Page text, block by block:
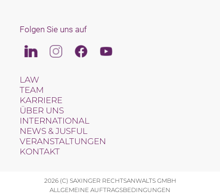
Folgen Sie uns auf
LinkedinInstagramFacebookYoutube
LAW
TEAM
KARRIERE
ÜBER UNS
INTERNATIONAL
NEWS & JUSFUL
VERANSTALTUNGEN
KONTAKT
2026 (C) SAXINGER RECHTSANWALTS GMBH
ALLGEMEINE AUFTRAGSBEDINGUNGEN